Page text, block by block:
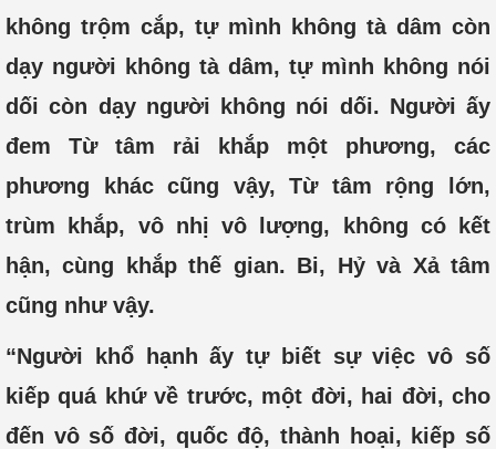
không trộm cắp, tự mình không tà dâm còn
dạy người không tà dâm, tự mình không nói
dối còn dạy người không nói dối. Người ấy
đem Từ tâm rải khắp một phương, các
phương khác cũng vậy, Từ tâm rộng lớn,
trùm khắp, vô nhị vô lượng, không có kết
hận, cùng khắp thế gian. Bi, Hỷ và Xả tâm
cũng như vậy.
“Người khổ hạnh ấy tự biết sự việc vô số
kiếp quá khứ về trước, một đời, hai đời, cho
đến vô số đời, quốc độ, thành hoại, kiếp số